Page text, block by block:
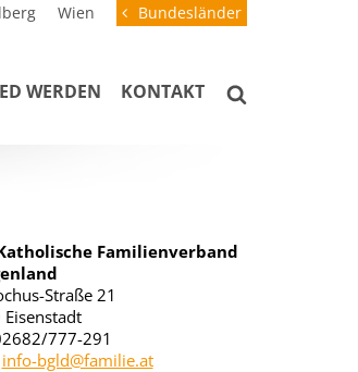
Wien Bundesländer
WERDEN KONTAKT
Familienverband
Straße 21
777-291
info-bgld@familie.at